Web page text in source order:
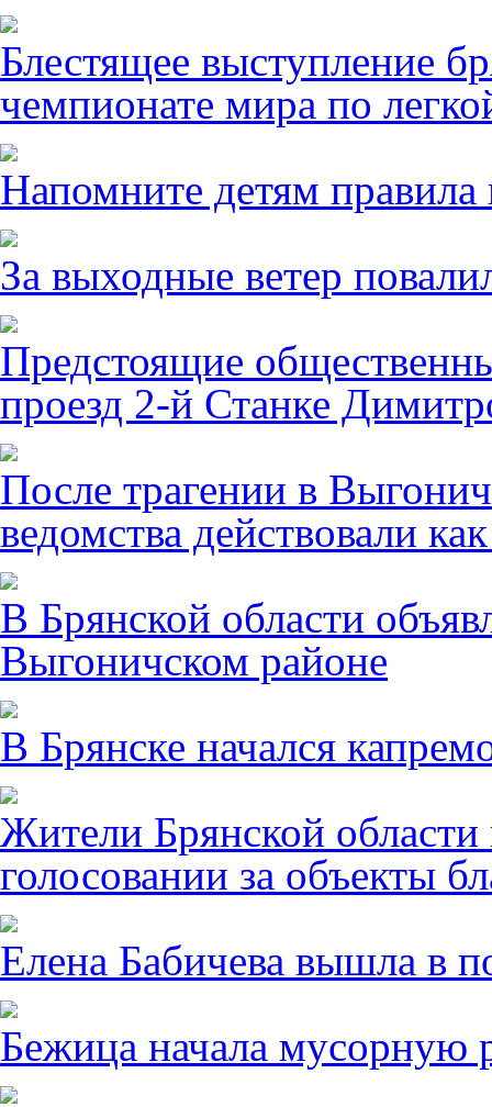
Блестящее выступление
чемпионате мира по
Напомните детям правила
За выходные ветер
Предстоящие
проезд 2-й Станке
После трагении в
ведомства действовали
В Брянской области
Выгоничском районе
В Брянске начался
Жители Брянской области
голосовании за объекты
Елена Бабичева вышла в
Бежица начала мусорную